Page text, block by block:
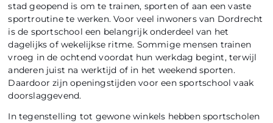
stad geopend is om te trainen, sporten of aan een vaste
sportroutine te werken. Voor veel inwoners van Dordrecht
is de sportschool een belangrijk onderdeel van het
dagelijks of wekelijkse ritme. Sommige mensen trainen
vroeg in de ochtend voordat hun werkdag begint, terwijl
anderen juist na werktijd of in het weekend sporten.
Daardoor zijn openingstijden voor een sportschool vaak
doorslaggevend.
In tegenstelling tot gewone winkels hebben sportscholen